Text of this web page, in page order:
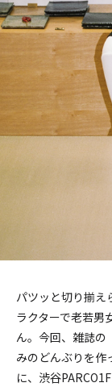
パツッと切り揃え
ラクターで老若男
ん。今回、雑誌
みのどんぶりを作
に、渋谷